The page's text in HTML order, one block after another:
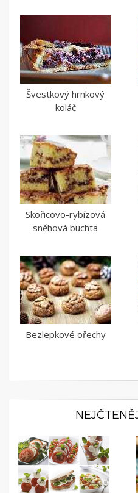
Švestkový hrnkový
koláč
Skořicovo-rybízová
sněhová buchta
Bezlepkové ořechy